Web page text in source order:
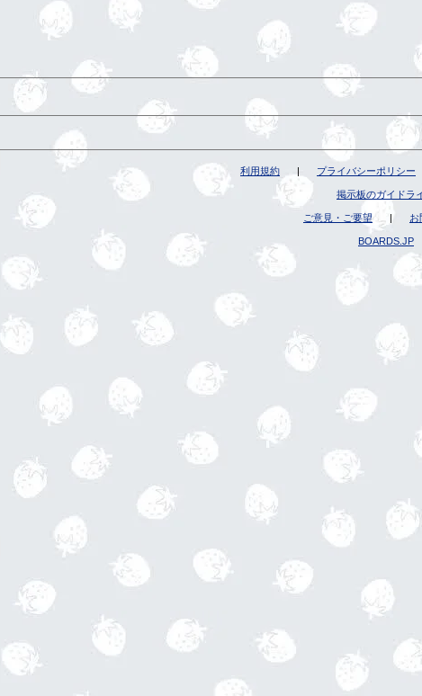
利用規約 | プライバシーポリシー
掲示板のガイドラ
ご意見・ご要望 お
BOARDS.JP